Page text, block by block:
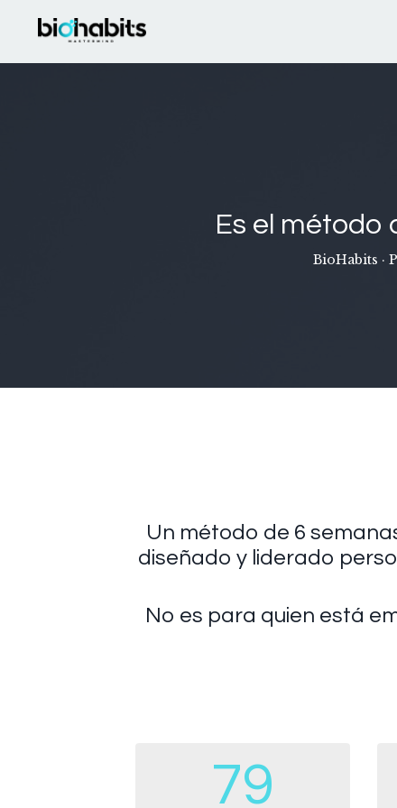
Es el método
BioHabits ·
Un método de 6
diseñado y liderado
No es para quien está
79